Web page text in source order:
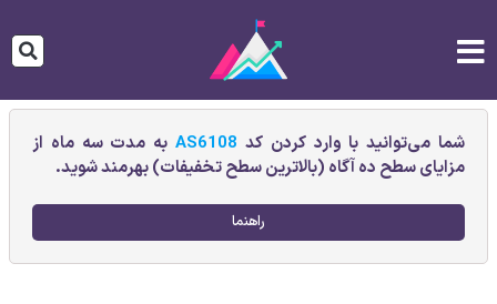
شما می‌توانید با وارد کردن کد AS6108به مدت سه ماه از
مزایای سطح ده آگاه (بالاترین سطح تخفیفات) بهرمند شوید.
راهنما